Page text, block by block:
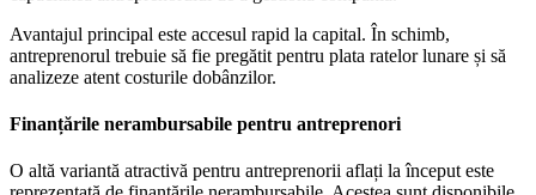
Avantajul principal este accesul rapid la capital. În schimb,
antreprenorul trebuie să fie pregătit pentru plata ratelor lunare și să
analizeze atent costurile dobânzilor.
Finanțările nerambursabile pentru antreprenori
O altă variantă atractivă pentru antreprenorii aflați la început este